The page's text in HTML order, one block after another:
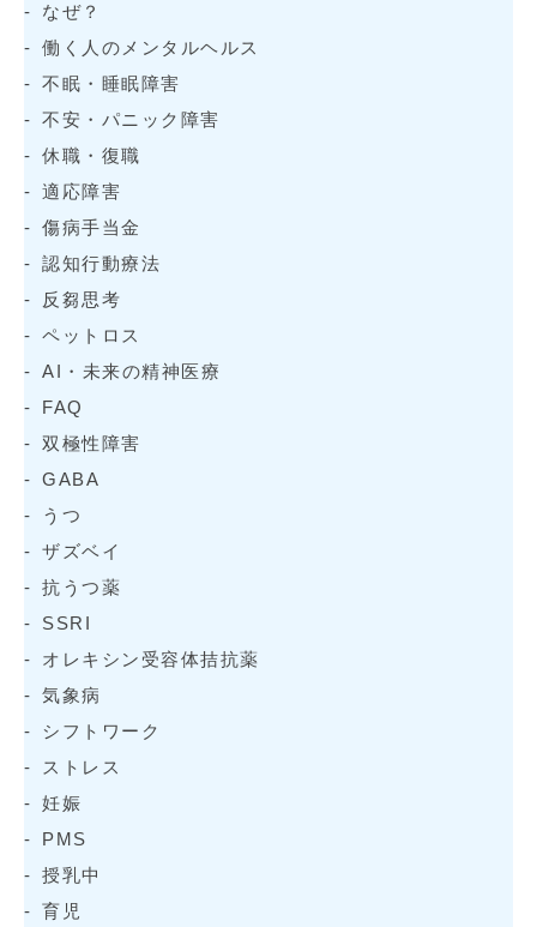
なぜ？
働く人のメンタルヘルス
不眠・睡眠障害
不安・パニック障害
休職・復職
適応障害
傷病手当金
認知行動療法
反芻思考
ペットロス
AI・未来の精神医療
FAQ
双極性障害
GABA
うつ
ザズベイ
抗うつ薬
SSRI
オレキシン受容体拮抗薬
気象病
シフトワーク
ストレス
妊娠
PMS
授乳中
育児